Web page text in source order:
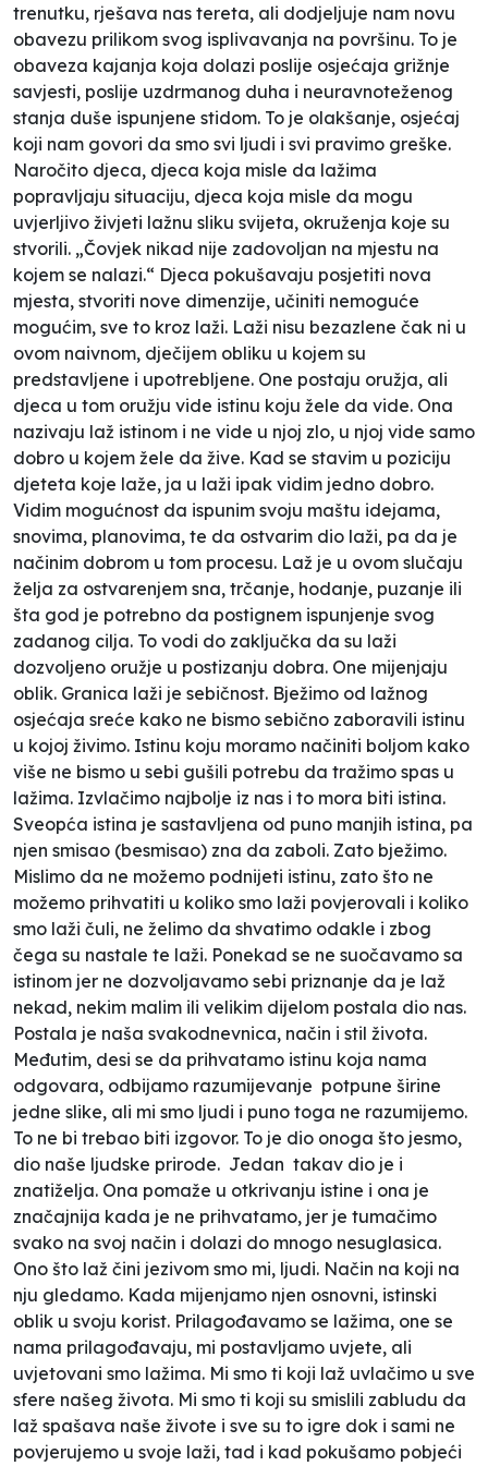
trenutku, rješava nas tereta, ali dodjeljuje nam novu
obavezu prilikom svog isplivavanja na površinu. To je
obaveza kajanja koja dolazi poslije osjećaja grižnje
savjesti, poslije uzdrmanog duha i neuravnoteženog
stanja duše ispunjene stidom. To je olakšanje, osjećaj
koji nam govori da smo svi ljudi i svi pravimo greške.
Naročito djeca, djeca koja misle da lažima
popravljaju situaciju, djeca koja misle da mogu
uvjerljivo živjeti lažnu sliku svijeta, okruženja koje su
stvorili. „Čovjek nikad nije zadovoljan na mjestu na
kojem se nalazi.“ Djeca pokušavaju posjetiti nova
mjesta, stvoriti nove dimenzije, učiniti nemoguće
mogućim, sve to kroz laži. Laži nisu bezazlene čak ni u
ovom naivnom, dječijem obliku u kojem su
predstavljene i upotrebljene. One postaju oružja, ali
djeca u tom oružju vide istinu koju žele da vide. Ona
nazivaju laž istinom i ne vide u njoj zlo, u njoj vide samo
dobro u kojem žele da žive. Kad se stavim u poziciju
djeteta koje laže, ja u laži ipak vidim jedno dobro.
Vidim mogućnost da ispunim svoju maštu idejama,
snovima, planovima, te da ostvarim dio laži, pa da je
načinim dobrom u tom procesu. Laž je u ovom slučaju
želja za ostvarenjem sna, trčanje, hodanje, puzanje ili
šta god je potrebno da postignem ispunjenje svog
zadanog cilja. To vodi do zaključka da su laži
dozvoljeno oružje u postizanju dobra. One mijenjaju
oblik. Granica laži je sebičnost. Bježimo od lažnog
osjećaja sreće kako ne bismo sebično zaboravili istinu
u kojoj živimo. Istinu koju moramo načiniti boljom kako
više ne bismo u sebi gušili potrebu da tražimo spas u
lažima. Izvlačimo najbolje iz nas i to mora biti istina.
Sveopća istina je sastavljena od puno manjih istina, pa
njen smisao (besmisao) zna da zaboli. Zato bježimo.
Mislimo da ne možemo podnijeti istinu, zato što ne
možemo prihvatiti u koliko smo laži povjerovali i koliko
smo laži čuli, ne želimo da shvatimo odakle i zbog
čega su nastale te laži. Ponekad se ne suočavamo sa
istinom jer ne dozvoljavamo sebi priznanje da je laž
nekad, nekim malim ili velikim dijelom postala dio nas.
Postala je naša svakodnevnica, način i stil života.
Međutim, desi se da prihvatamo istinu koja nama
odgovara, odbijamo razumijevanje potpune širine
jedne slike, ali mi smo ljudi i puno toga ne razumijemo.
To ne bi trebao biti izgovor. To je dio onoga što jesmo,
dio naše ljudske prirode. Jedan takav dio je i
znatiželja. Ona pomaže u otkrivanju istine i ona je
značajnija kada je ne prihvatamo, jer je tumačimo
svako na svoj način i dolazi do mnogo nesuglasica.
Ono što laž čini jezivom smo mi, ljudi. Način na koji na
nju gledamo. Kada mijenjamo njen osnovni, istinski
oblik u svoju korist. Prilagođavamo se lažima, one se
nama prilagođavaju, mi postavljamo uvjete, ali
uvjetovani smo lažima. Mi smo ti koji laž uvlačimo u sve
sfere našeg života. Mi smo ti koji su smislili zabludu da
laž spašava naše živote i sve su to igre dok i sami ne
povjerujemo u svoje laži, tad i kad pokušamo pobjeći